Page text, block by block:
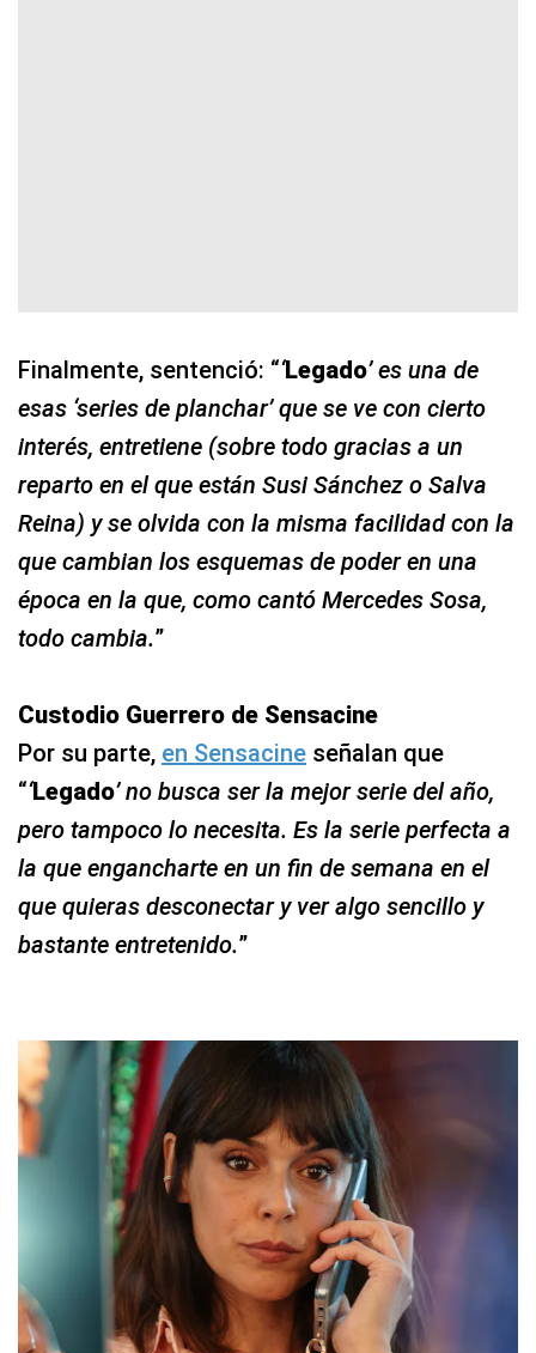
Finalmente, sentenció: “‘Legado’ es una de
esas ‘series de planchar’ que se ve con cierto
interés, entretiene (sobre todo gracias a un
reparto en el que están Susi Sánchez o Salva
Reina) y se olvida con la misma facilidad con la
que cambian los esquemas de poder en una
época en la que, como cantó Mercedes Sosa,
todo cambia.”
Custodio Guerrero de Sensacine
Por su parte, en Sensacine señalan que
“‘Legado’ no busca ser la mejor serie del año,
pero tampoco lo necesita. Es la serie perfecta a
la que engancharte en un fin de semana en el
que quieras desconectar y ver algo sencillo y
bastante entretenido.”